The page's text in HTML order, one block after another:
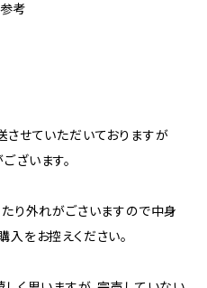
考
せていただいておりますが
ざいます。
り外れがごさいますので中身
をお控えください。